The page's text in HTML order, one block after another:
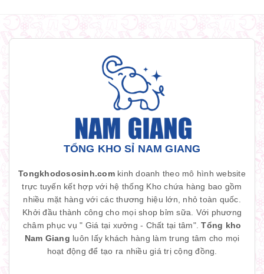
TỔNG KHO SỈ NAM GIANG
Tongkhodososinh.comkinh doanh theo mô hình website
trực tuyến kết hợp với hệ thống Kho chứa hàng bao gồm
nhiều mặt hàng với các thương hiệu lớn, nhỏ toàn quốc.
Khởi đầu thành công cho mọi shop bỉm sữa. Với phương
châm phục vụ " Giá tại xưởng - Chất tại tâm".Tổng kho
Nam Giang luôn lấy khách hàng làm trung tâm cho mọi
hoạt động để tạo ra nhiều giá trị cộng đồng.